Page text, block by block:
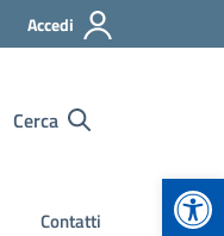
Accedi
Cerca
Contatti